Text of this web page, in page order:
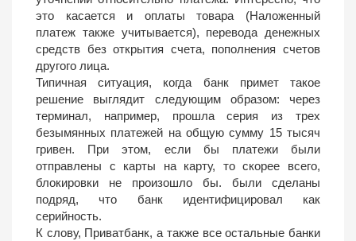
это касается и оплаты товара (Наложенный
платеж также учитывается), перевода денежных
средств без открытия счета, пополнения счетов
другого лица.
Типичная ситуация, когда банк примет такое
решение выглядит следующим образом: через
терминал, например, прошла серия из трех
безымянных платежей на общую сумму 15 тысяч
гривен. При этом, если бы платежи были
отправлены с карты на карту, то скорее всего,
блокировки не произошло бы. были сделаны
подряд, что банк идентифицировал как
серийность.
К слову, Приватбанк, а также все остальные банки